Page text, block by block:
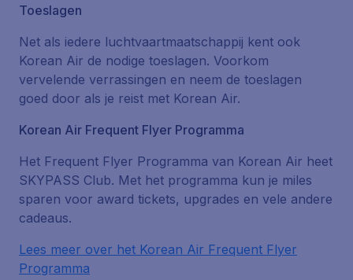
Toeslagen
Net als iedere luchtvaartmaatschappij kent ook
Korean Air de nodige toeslagen. Voorkom
vervelende verrassingen en neem de toeslagen
goed door als je reist met Korean Air.
Korean Air Frequent Flyer Programma
Het Frequent Flyer Programma van Korean Air heet
SKYPASS Club. Met het programma kun je miles
sparen voor award tickets, upgrades en vele andere
cadeaus.
Lees meer over het Korean Air Frequent Flyer
Programma